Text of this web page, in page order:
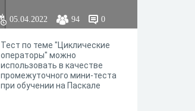
05.04.2022 94 0
Тест по теме "Циклические
операторы" можно
использовать в качестве
промежуточного мини-теста
при обучении на Паскале